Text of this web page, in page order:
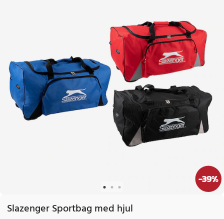
-39%
Slazenger Sportbag med hjul